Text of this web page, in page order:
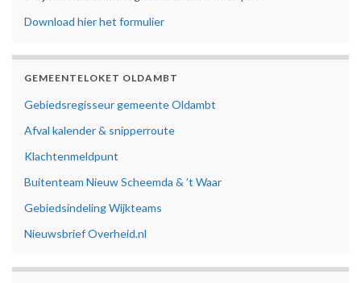
Download hier het formulier
GEMEENTELOKET OLDAMBT
Gebiedsregisseur gemeente Oldambt
Afval kalender & snipperroute
Klachtenmeldpunt
Buitenteam Nieuw Scheemda & ’t Waar
Gebiedsindeling Wijkteams
Nieuwsbrief Overheid.nl